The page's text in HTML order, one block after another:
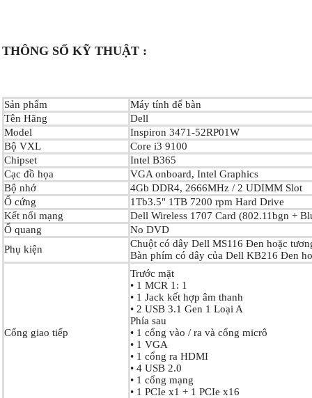
THÔNG SỐ KỸ THUẬT :
Sản phẩm
Máy tính để bàn
Tên Hãng
Dell
Model
Inspiron 3471-52RP01W
Bộ VXL
Core i3 9100
Chipset
Intel B365
Cạc đồ họa
VGA onboard, Intel Graphics
Bộ nhớ
4Gb DDR4, 2666MHz / 2 UDIMM Slot
Ổ cứng
1Tb3.5" 1TB 7200 rpm Hard Drive
Kết nối mạng
Dell Wireless 1707 Card (802.11bgn +
Ổ quang
No DVD
Phụ kiện
Chuột có dây Dell MS116 Đen hoặc
Bàn phím có dây của Dell KB216 Đen
Cổng giao tiếp
Trước mặt
• 1 MCR 1: 1
• 1 Jack kết hợp âm thanh
• 2 USB 3.1 Gen 1 Loại A
Phía sau
• 1 cổng vào / ra và cổng micrô
• 1 VGA
• 1 cổng ra HDMI
• 4 USB 2.0
• 1 cổng mạng
• 1 PCIe x1 + 1 PCIe x16